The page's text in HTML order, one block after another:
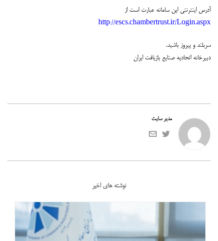
آدرس اینترنتی این سامانه عبارت است از
http://escs.chambertrust.ir/Login.aspx
سربلند و پیروز باشید.
دبیرخانه اتحادیه صنایع بازیافت ایران
مدیر سایت
نوشته های اخیر